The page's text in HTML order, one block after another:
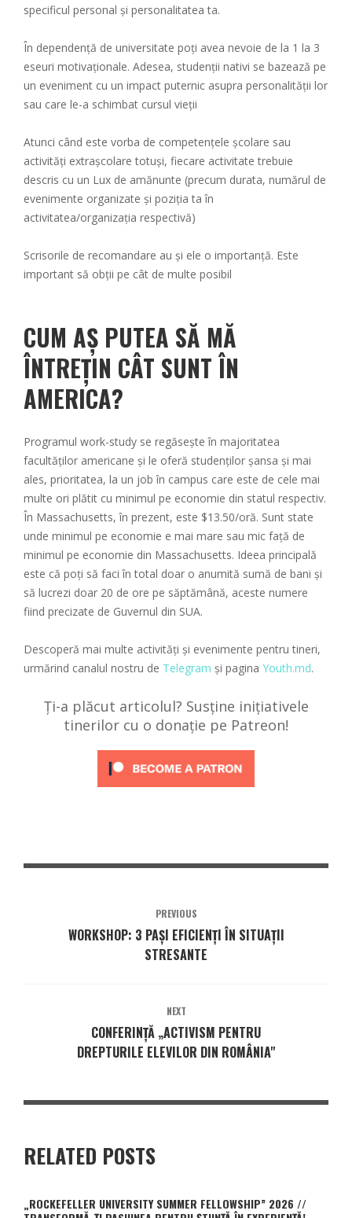
specificul personal și personalitatea ta.
În dependență de universitate poți avea nevoie de la 1 la 3
eseuri motivaționale. Adesea, studenții nativi se bazează pe
un eveniment cu un impact puternic asupra personalității lor
sau care le-a schimbat cursul vieții
Atunci când este vorba de competențele școlare sau
activități extrașcolare totuși, fiecare activitate trebuie
descris cu un Lux de amănunte (precum durata, numărul de
evenimente organizate și poziția ta în
activitatea/organizația respectivă)
Scrisorile de recomandare au și ele o importanță. Este
important să obții pe cât de multe posibil
CUM AȘ PUTEA SĂ MĂ
ÎNTREȚIN CÂT SUNT ÎN
AMERICA?
Programul work-study se regăsește în majoritatea
facultăților americane și le oferă studenților șansa și mai
ales, prioritatea, la un job în campus care este de cele mai
multe ori plătit cu minimul pe economie din statul respectiv.
În Massachusetts, în prezent, este $13.50/oră. Sunt state
unde minimul pe economie e mai mare sau mic față de
minimul pe economie din Massachusetts. Ideea principală
este că poți să faci în total doar o anumită sumă de bani și
să lucrezi doar 20 de ore pe săptămână, aceste numere
fiind precizate de Guvernul din SUA.
Descoperă mai multe activități și evenimente pentru tineri,
urmărind canalul nostru de Telegram și pagina Youth.md.
Ți-a plăcut articolul? Susține inițiativele
tinerilor cu o donație pe Patreon!
PREVIOUS
WORKSHOP: 3 PAȘI EFICIENȚI ÎN SITUAȚII
STRESANTE
NEXT
CONFERINȚĂ „ACTIVISM PENTRU
DREPTURILE ELEVILOR DIN ROMÂNIA"
RELATED POSTS
„ROCKEFELLER UNIVERSITY SUMMER FELLOWSHIP” 2026 //